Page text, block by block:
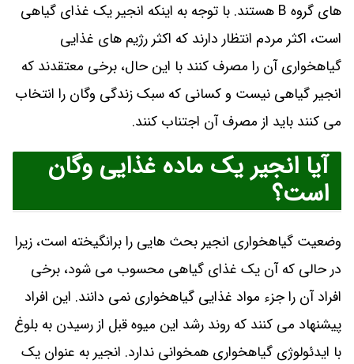
های گروه B هستند. با توجه به اینکه انجیر یک غذای گیاهی
است، اکثر مردم انتظار دارند که اکثر رژیم های غذایی
گیاهخواری آن را مصرف کنند با این حال، برخی معتقدند که
انجیر گیاهی نیست و کسانی که سبک زندگی وگان را انتخاب
می کنند باید از مصرف آن اجتناب کنند.
آیا انجیر یک ماده غذایی وگان
است؟
وضعیت گیاهخواری انجیر بحث هایی را برانگیخته است، زیرا
در حالی که آن یک غذای گیاهی محسوب می شود، برخی
افراد آن را جزء مواد غذایی گیاهخواری نمی دانند. این افراد
پیشنهاد می کنند که روند رشد این میوه قبل از رسیدن به بلوغ
با ایدئولوژی گیاهخواری همخوانی ندارد. انجیر به عنوان یک